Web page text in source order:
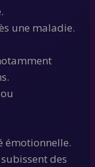
une maladie.
émotionnelle.
des